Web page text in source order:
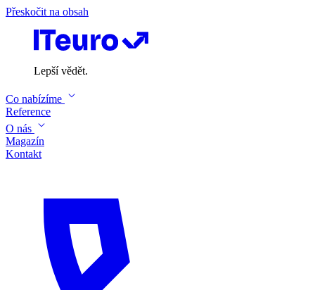
Přeskočit na obsah
Lepší vědět.
Co nabízíme
Reference
O nás
Magazín
Kontakt